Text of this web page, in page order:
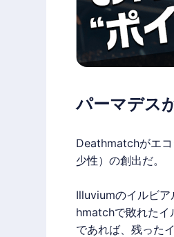
パーマデス
Deathmatchがエ
少性）の創出だ。
Illuviumのイルビ
hmatchで敗れたイ
であれば、残った